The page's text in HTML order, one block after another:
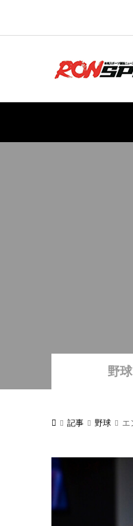
野球
記事 野球 エ